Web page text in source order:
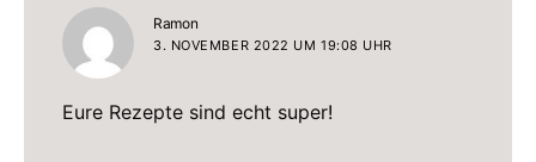
Ramon
3. NOVEMBER 2022 UM 19:08 UHR
Eure Rezepte sind echt super!